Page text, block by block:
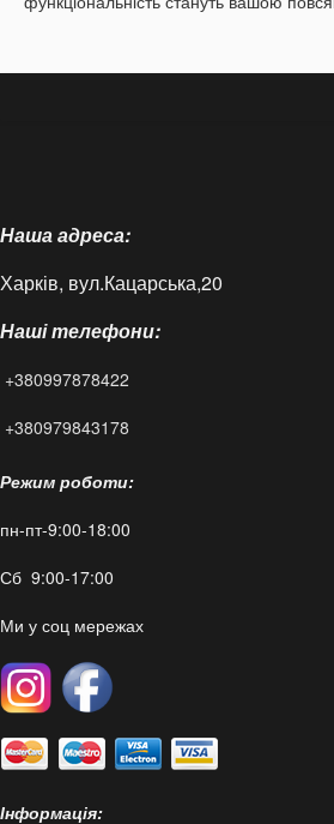
Доставка і оплата
Контакти
Статті
FAQ
Наша адреса:
Харків, вул.Кацарська,20
Наші телефони:
+380997878422
+380979843178
Режим роботи:
пн-пт-9:00-18:00
Сб 9:00-17:00
Ми у соц мережах
Інформація: